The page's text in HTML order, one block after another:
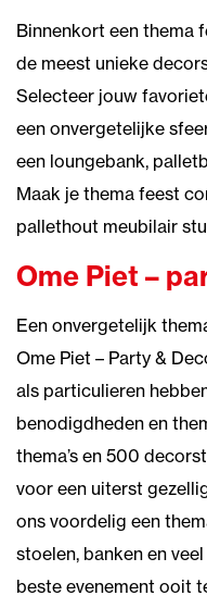
Binnenkort een thema
de meest unieke
Selecteer jouw
een onvergetelijke
een loungebank,
Maak je thema feest
pallethout meubilair
Ome Piet –
Een onvergetelijk
Ome Piet – Party &
als particulieren
benodigdheden en
thema’s en 500
voor een uiterst
ons voordelig een
stoelen, banken en
beste evenement ooit